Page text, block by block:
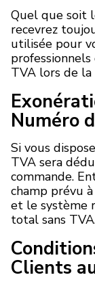
Quel que soit
recevrez
utilisée pour
TVA lors de la
Numéro
Si vous
TVA sera
commande.
champ prévu
et le système
total sans
Clients